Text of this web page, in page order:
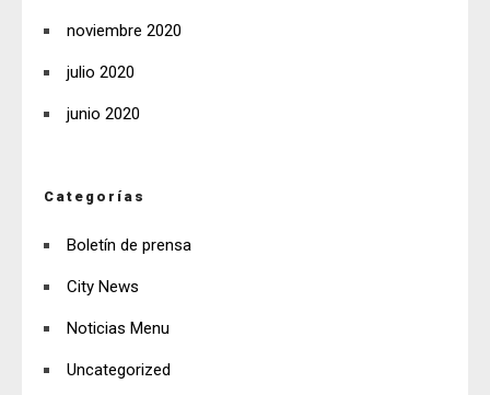
noviembre 2020
julio 2020
junio 2020
Categorías
Boletín de prensa
City News
Noticias Menu
Uncategorized